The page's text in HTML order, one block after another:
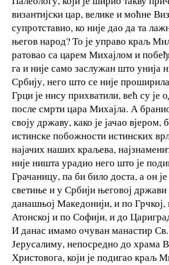
византијски цар, велике и моћне
супротставио, ко није дао да та
његов народ? То је управо краљ
ратовао са царем Михајлом и
га и није само заслужан што унија
Србију, него што се није
Грци је нису прихватили, већ су је
после смрти цара Михајла. А
своју државу, како је јачао вјером,
истинске побожности истинских
најачих наших краљева,
није ништа урадио него што је
Грачаницу, па би било доста, а он
светиње и у Србији његовој држави
данашњој Македонији, и по Грчкој,
Атонској и по Софији, и до
И данас имамо очуван манастир
Јерусалиму, непосредно до храма
Христовога, који је подигао краљ